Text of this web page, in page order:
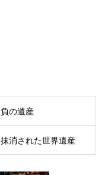
負の遺産
抹消された世界遺産